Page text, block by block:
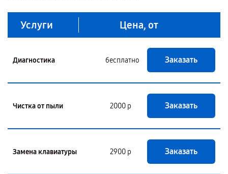
Услуги Цена, от
Диагностика бесплатно Заказать
Чистка от пыли 2000 р Заказать
Замена клавиатуры 2900 р Заказать